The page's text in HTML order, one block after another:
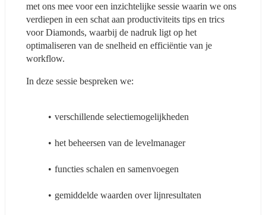
met ons mee voor een inzichtelijke sessie waarin we ons
verdiepen in een schat aan productiviteits tips en trics
voor Diamonds, waarbij de nadruk ligt op het
optimaliseren van de snelheid en efficiëntie van je
workflow.
In deze sessie bespreken we:
verschillende selectiemogelijkheden
het beheersen van de levelmanager
functies schalen en samenvoegen
gemiddelde waarden over lijnresultaten